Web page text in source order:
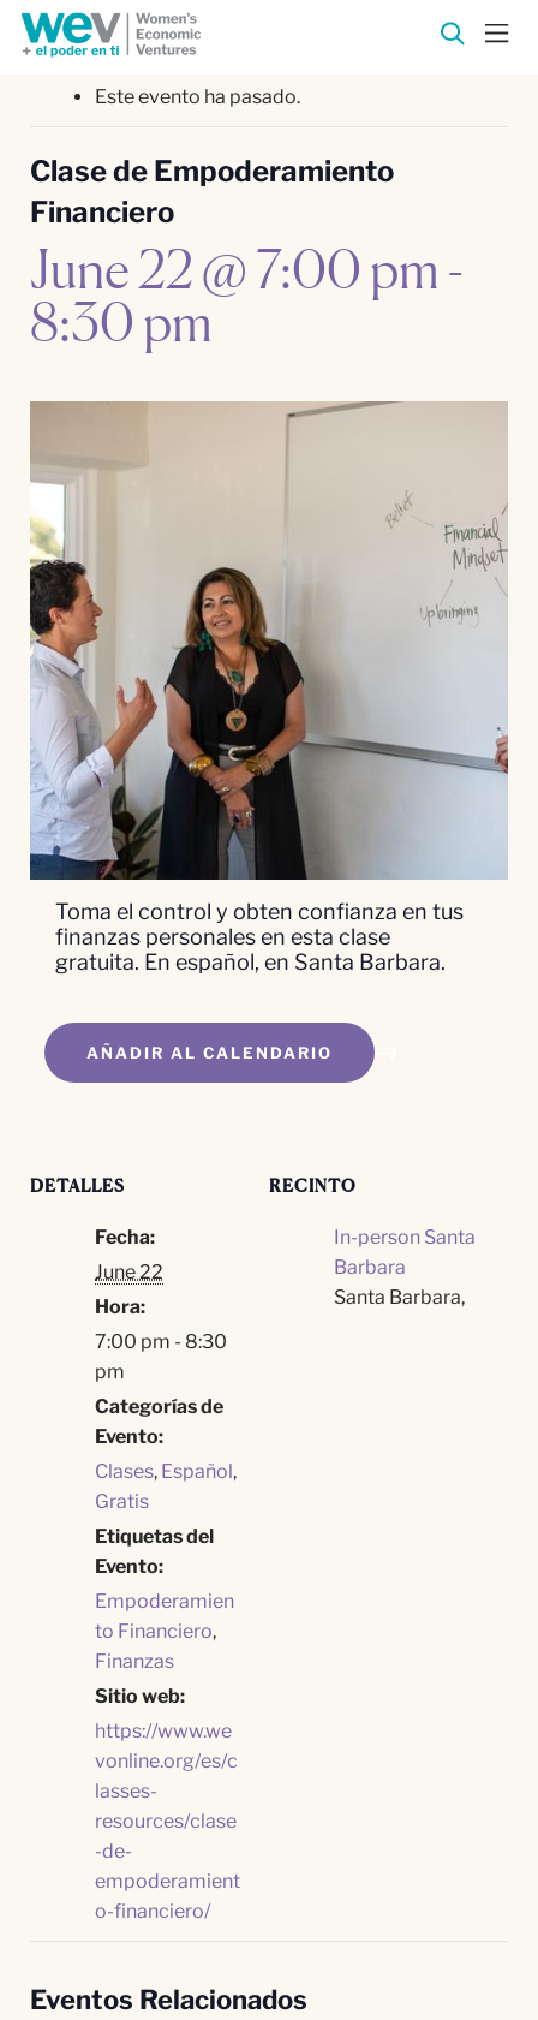
Este evento ha pasado.
Clase de Empoderamiento
Financiero
June 22 @ 7:00 pm -
8:30 pm
Toma el control y obten confianza en tus
finanzas personales en esta clase
gratuita. En español, en Santa Barbara.
AÑADIR AL CALENDARIO
DETALLES
Fecha:
June 22
Hora:
7:00 pm - 8:30
pm
Categorías de
Evento:
Clases, Español,
Gratis
Etiquetas del
Evento:
Empoderamien
to Financiero,
Finanzas
Sitio web:
https://www.we
vonline.org/es/c
lasses-
resources/clase
-de-
empoderamient
o-financiero/
RECINTO
In-person Santa
Barbara
Santa Barbara,
Eventos Relacionados